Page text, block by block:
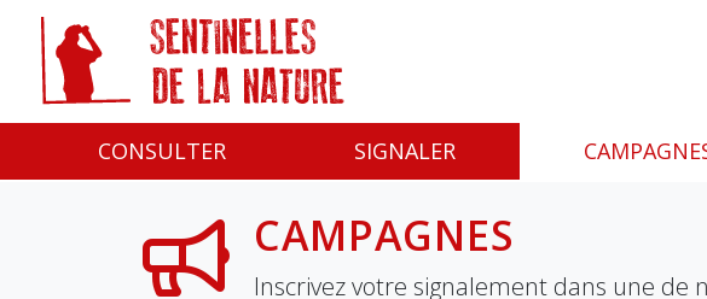
CONSULTER SIGNALER
CAMPAGNES
Inscrivez votre signalement dans une de
Panneau de gestion des cookies